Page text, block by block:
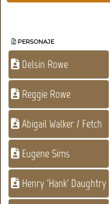
PERSONAJE
Delsin Rowe
Reggie Rowe
Abigail Walker / Fetch
Eugene Sims
Henry 'Hank' Daughtry